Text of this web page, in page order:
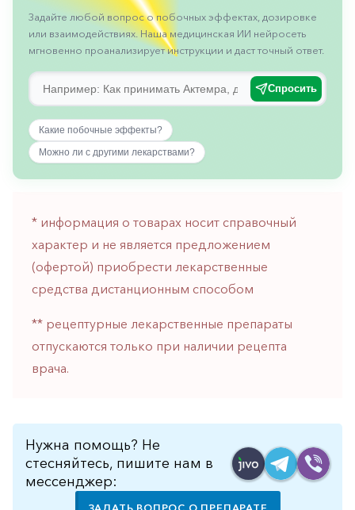
Противоэпилептические
Прочее
Пульмонология
Сердечные
Сосудистые
Тромбозы
Ухо-
горло-
нос
Хирургия
железа
Задайте любой вопрос о побочных эффектах, дозировке
или взаимодействиях. Наша медицинская ИИ нейросеть
мгновенно проанализирует инструкции и даст точный ответ.
Спросить
Какие побочные эффекты?
Можно ли с другими лекарствами?
* информация о товарах носит справочный
характер и не является предложением
(офертой) приобрести лекарственные
средства дистанционным способом
** рецептурные лекарственные препараты
отпускаются только при наличии рецепта
врача.
Нужна помощь? Не
стесняйтесь, пишите нам в
мессенджер: